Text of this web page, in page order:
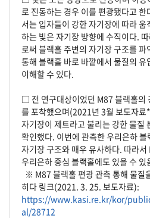
로 진동하는 경우 이를 편광됐다고
서는 입자들이 강한 자기장에 따라
하는 빛은 자기장 방향에 수직이다.
로써 블랙홀 주변의 자기장 구조를
통해 블랙홀 바로 바깥에서 물질의
이해할 수 있다.
□ 전 연구대상이었던 M87 블랙홀의
를 포착했으며(2021년 3월 보도자료
자기장이 제트라고 불리는 강한 물질
확인했다. 이번에 관측한 우리은하
자기장 구조와 매우 유사하다. 따라
우리은하 중심 블랙홀에도 있을 수 있
※ M87 블랙홀 편광 관측 통해 물질
히다 링크(2021. 3. 25. 보도자료):
https://www.kasi.re.kr/kor/
al/28712